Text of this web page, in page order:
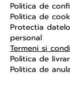
Politica de
Politica de
Protectia
personal
Termeni si
Politica de
Politica de